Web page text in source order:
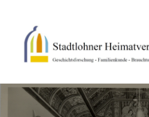
content
Home